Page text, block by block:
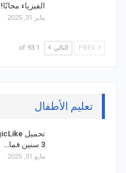
الفيزياء مجانًا!
يناير 31, 2025
التالي 1 of 93
تعليم الأطفال
3 سنين فما…
مايو 31, 2025